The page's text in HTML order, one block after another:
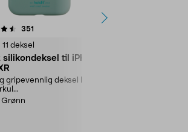
351
deksel
silikondeksel til iPhone
gripevennlig deksel laget
Grønn
4.5 av 5 stjerner